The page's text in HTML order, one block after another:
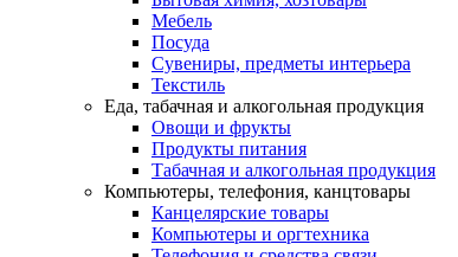
Мебель
Посуда
Сувениры, предметы интерьера
Текстиль
Еда, табачная и алкогольная продукция
Овощи и фрукты
Продукты питания
Табачная и алкогольная продукция
Компьютеры, телефония, канцтовары
Канцелярские товары
Компьютеры и оргтехника